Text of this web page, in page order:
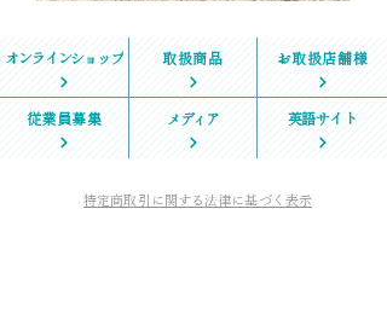
オンラインショップ 取扱商品 お取扱店舗様
従業員募集 メディア 英語サイト
特定商取引に関する法律に基づく表示